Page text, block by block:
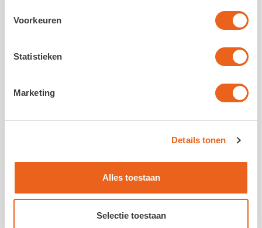
Voorkeuren
Statistieken
Marketing
Details tonen
Alles toestaan
Selectie toestaan